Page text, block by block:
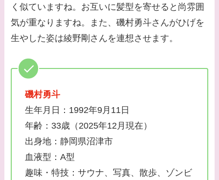
く似ていますね。お互いに髪型を寄せると尚雰囲
気が重なりますね。また、磯村勇斗さんがひげを
生やした姿は綾野剛さんを連想させます。
磯村勇斗
生年月日：1992年9月11日
年齢：33歳（2025年12月現在）
出身地：静岡県沼津市
血液型：A型
趣味・特技：サウナ、写真、散歩、ゾンビ